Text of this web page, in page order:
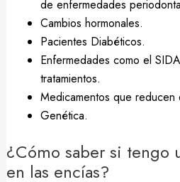
de enfermedades
Cambios hormonales.
Pacientes Diabéticos.
Enfermedades como el
tratamientos.
Medicamentos que reducen
Genética.
¿Cómo saber si tengo
en las encías?